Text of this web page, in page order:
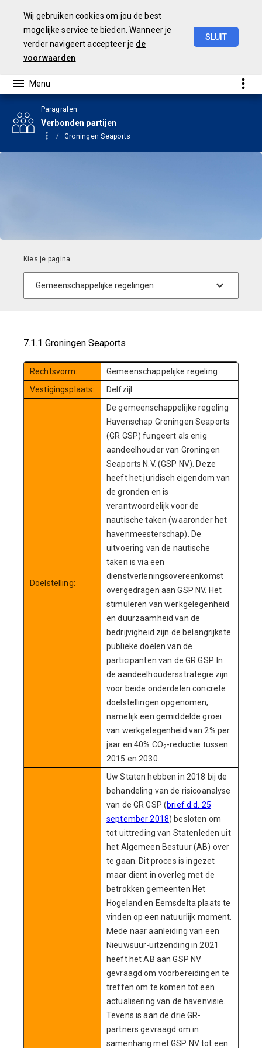
Wij gebruiken cookies om jou de best
mogelijke service te bieden. Wanneer je
verder navigeert accepteer je de
voorwaarden
SLUIT
Paragrafen
Verbonden partijen
Groningen Seaports
7.1.1 Groningen Seaports
Rechtsvorm:
Gemeenschappelijke regeling
Vestigingsplaats:
Delfzijl
Doelstelling:
De gemeenschappelijke regeling
Havenschap Groningen Seaports
(GR GSP) fungeert als enig
aandeelhouder van Groningen
Seaports N.V. (GSP NV). Deze
heeft het juridisch eigendom van
de gronden en is
verantwoordelijk voor de
nautische taken (waaronder het
havenmeesterschap). De
uitvoering van de nautische
taken is via een
dienstverleningsovereenkomst
overgedragen aan GSP NV. Het
stimuleren van werkgelegenheid
en duurzaamheid van de
bedrijvigheid zijn de belangrijkste
publieke doelen van de
participanten van de GR GSP. In
de aandeelhoudersstrategie zijn
voor beide onderdelen concrete
doelstellingen opgenomen,
namelijk een gemiddelde groei
van werkgelegenheid van 2% per
jaar en 40% CO2-reductie tussen
2015 en 2030.
Uw Staten hebben in 2018 bij de
behandeling van de risicoanalyse
van de GR GSP (brief d.d. 25
september 2018) besloten om
tot uittreding van Statenleden uit
het Algemeen Bestuur (AB) over
te gaan. Dit proces is ingezet
maar dient in overleg met de
betrokken gemeenten Het
Hogeland en Eemsdelta plaats te
vinden op een natuurlijk moment.
Mede naar aanleiding van een
Nieuwsuur-uitzending in 2021
heeft het AB aan GSP NV
gevraagd om voorbereidingen te
treffen om te komen tot een
actualisering van de havenvisie.
Tevens is aan de drie GR-
partners gevraagd om in
samenhang met GSP NV tot een